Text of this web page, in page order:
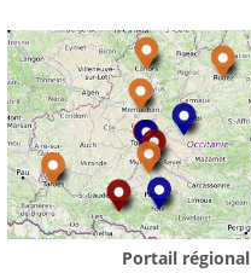
Portail régional